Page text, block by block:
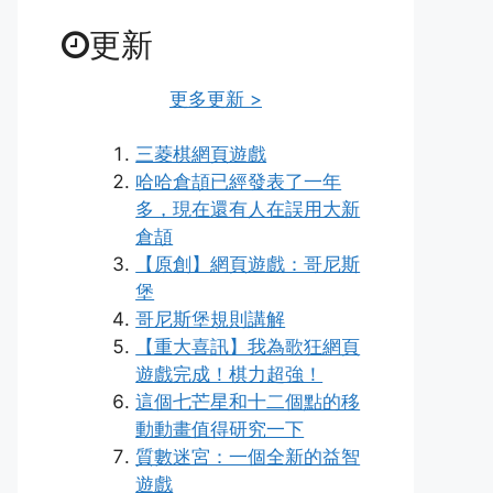
更新
更多更新 >
三菱棋網頁遊戲
哈哈倉頡已經發表了一年
多，現在還有人在誤用大新
倉頡
【原創】網頁遊戲：哥尼斯
堡
哥尼斯堡規則講解
【重大喜訊】我為歌狂網頁
遊戲完成！棋力超強！
這個七芒星和十二個點的移
動動畫值得研究一下
質數迷宮：一個全新的益智
遊戲